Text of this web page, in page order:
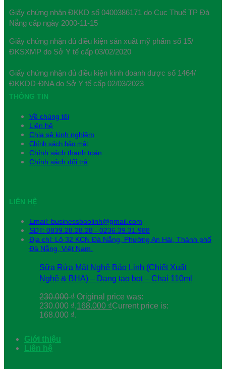
Sữa Rửa Mặt Nghệ Bảo Linh (Chiết Xuất
Nghệ & BHA) – Dạng tạo bọt – Chai 110ml
230.000₫ Original price was:
230.000 ₫.168.000 ₫Current price is:
168.000 ₫.
Giới thiệu
Liên hệ
Giấy chứng nhận ĐKKD số 0400386171 do Cục Thuế TP Đà
Nẵng cấp ngày 2000-11-15
Giấy chứng nhận đủ điều kiện sản xuất mỹ phẩm số 15/
ĐKSXMP do Sở Y tế cấp 03/02/2020
Giấy chứng nhận đủ điều kiện kinh doanh dược số 1464/
ĐKKDD-ĐNA do Sở Y tế cấp 02/03/2023
THÔNG TIN
Về chúng tôi
Liên hệ
Chia sẻ kinh nghiệm
Chính sách bảo mật
Chính sách thanh toán
Chính sách đổi trả
LIÊN HỆ
Email: businessbaolinh@gmail.com
SĐT: 0839.28.28.28 - 0236.39.31.988
Địa chỉ: Lô 32 KCN Đà Nẵng, Phường An Hải, Thành phố
Đà Nẵng, Việt Nam.